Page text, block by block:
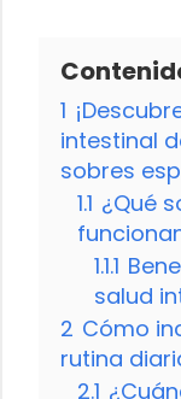
1
intestinal
sobres
1.1 ¿Qué
1.1.1
salud
2 Cómo
rutina
2.1